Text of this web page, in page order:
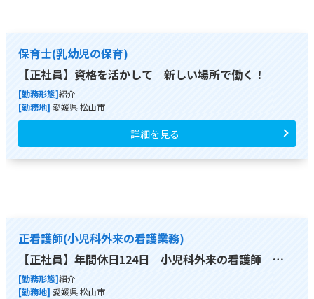
保育士(乳幼児の保育)
【正社員】資格を活かして 新しい場所で働く！
[勤務形態]紹介
[勤務地] 愛媛県 松山市
詳細を見る
正看護師(小児科外来の看護業務)
【正社員】年間休日124日 小児科外来の看護師 …
[勤務形態]紹介
[勤務地] 愛媛県 松山市